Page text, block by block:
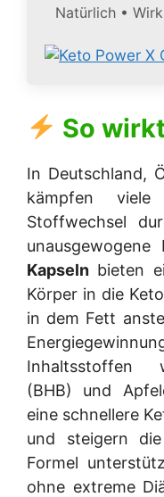
Natürlich •
So
In Deutschland,
kämpfen
Stoffwechsel
unausgewogene
Kapseln bieten
Körper in die
in dem Fett
Inhaltsstoffen
(BHB) und
eine schnellere
und steigern
Formel
ohne extreme